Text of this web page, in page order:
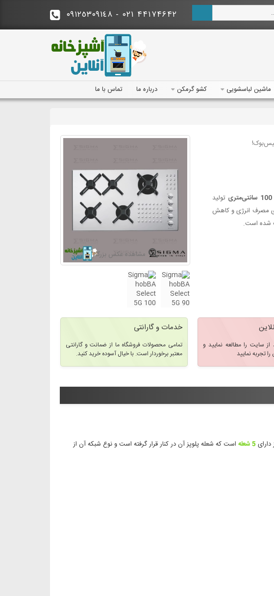
۴۴۱۷۴۶۴۲ ۰۲۱ - ٠٩١٢٥٣٠٩١٤٨
ماشین لباسشویی کشو گرمکن درباره‌ ما تماس با ما
مشاهده عکس بزرگتر
تولید
مصرف انرژی و کاهش
شده است.
از سایت را مطالعه نمایید و
تجربه نمایید
خدمات و گارانتی
تمامی محصولات فروشگاه ما از ضمانت و گارانتی
معتبر برخوردار است. با خیال آسوده خرید کنید.
5 شعله
است که شعله پلوپز آن در کنار قرار گرفته است و نوع شبکه آن از